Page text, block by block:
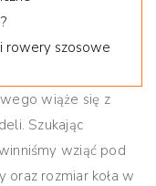
rowery szosowe
wiąże się z
Szukając
wziąć pod
oraz rozmiar koła w